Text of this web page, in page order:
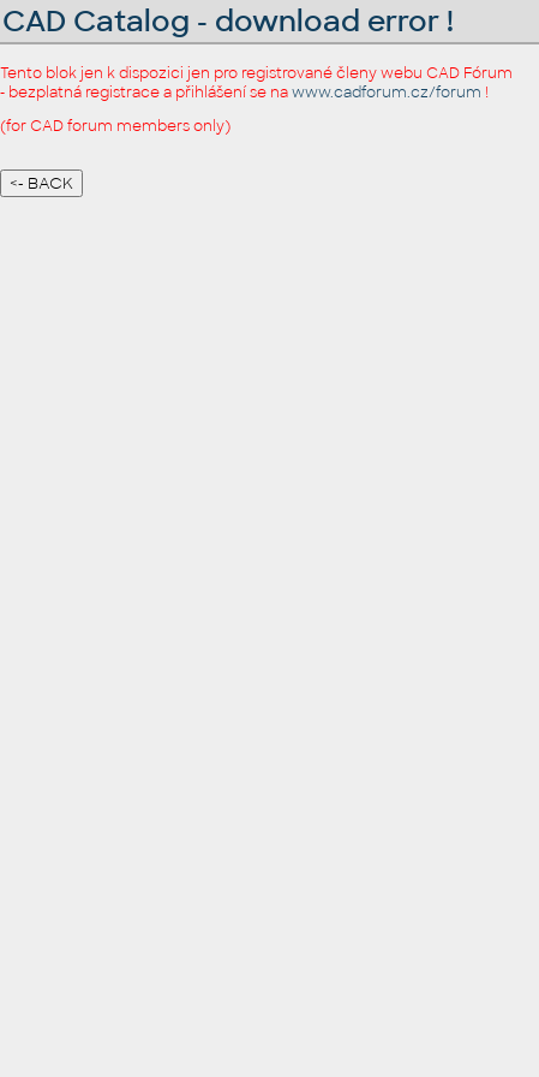
CAD Catalog - download error !
Tento blok jen k dispozici jen pro registrované členy webu CAD Fórum
- bezplatná registrace a přihlášení se nawww.cadforum.cz/forum !
(for CAD forum members only)